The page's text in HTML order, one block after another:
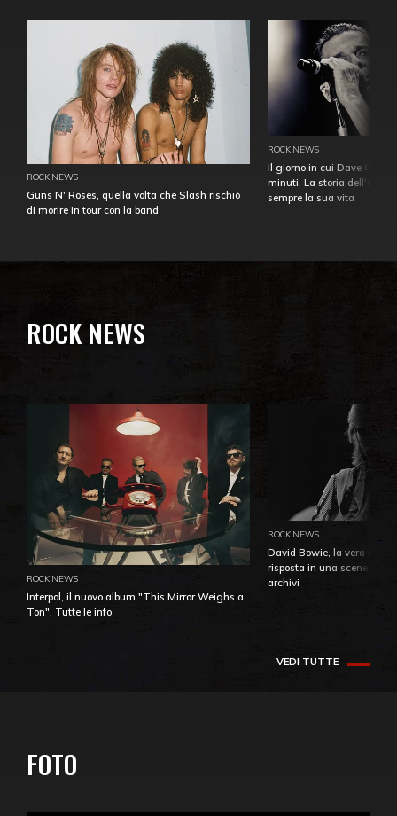
ROCK NEWS
Guns N' Roses, quella volta che Slash rischiò
di morire in tour con la band
ROCK NEWS
Il giorno in cui Dave
minuti. La storia
sempre la sua vita
ROCK NEWS
ROCK NEWS
Interpol, il nuovo album "This Mirror Weighs a
Ton". Tutte le info
ROCK NEWS
David Bowie, la vera
risposta in una
archivi
VEDI TUTTE
FOTO